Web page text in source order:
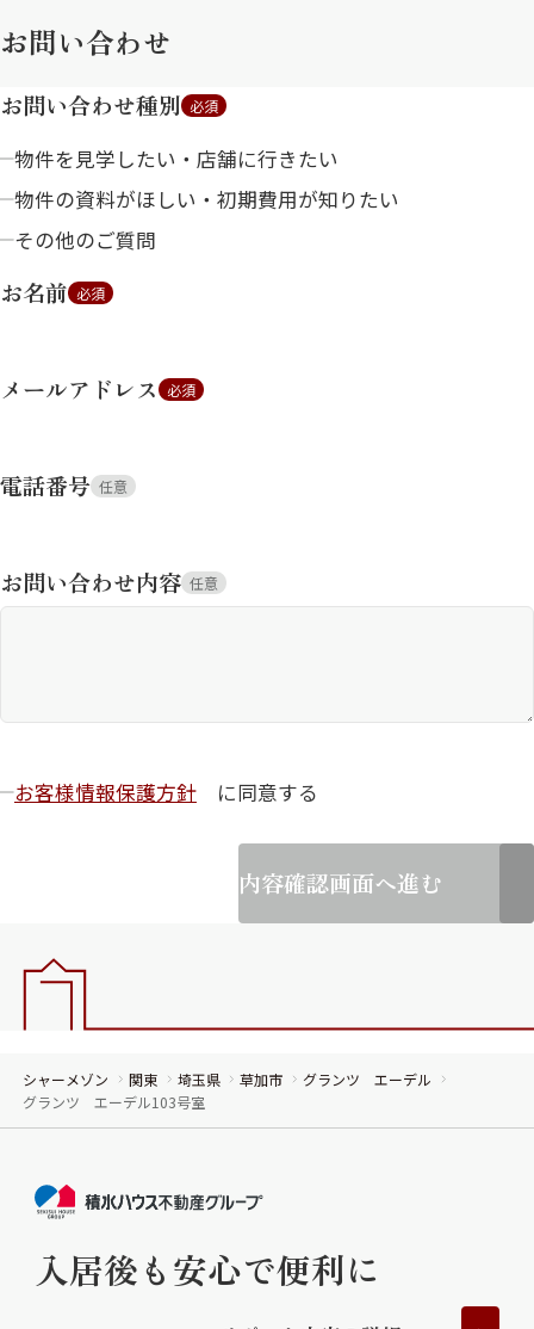
お問い合わせ
お問い合わせ種別 必須
物件を見学したい・店舗に行きたい
物件の資料がほしい・初期費用が知りたい
その他のご質問
お名前 必須
メールアドレス 必須
電話番号 任意
お問い合わせ内容 任意
お客様情報保護方針 に同意する
内容確認画面へ進む
シャーメゾン 関東 埼玉県 草加市
グランツ エーデル
グランツ エーデル103号室
入居後も安心で便利に